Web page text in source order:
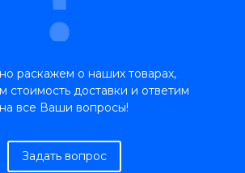
раскажем о наших товарах,
стоимость доставки и ответим
на все Ваши вопросы!
Задать вопрос